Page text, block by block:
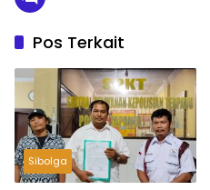
Pos Terkait
Sibolga